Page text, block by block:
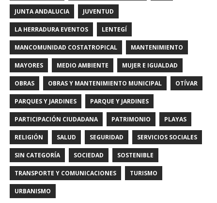
JUNTA ANDALUCIA JUVENTUD
LA HERRADURA EVENTOS LENTEGÍ
MANCOMUNIDAD COSTATROPICAL MANTENIMIENTO
MAYORES MEDIO AMBIENTE MUJER E IGUALDAD
OBRAS OBRAS Y MANTENIMIENTO MUNICIPAL OTÍVAR
PARQUES Y JARDINES PARQUE Y JARDINES
PARTICIPACIÓN CIUDADANA PATRIMONIO PLAYAS
RELIGIÓN SALUD SEGURIDAD SERVICIOS SOCIALES
SIN CATEGORÍA SOCIEDAD SOSTENIBLE
TRANSPORTE Y COMUNICACIONES TURISMO
URBANISMO